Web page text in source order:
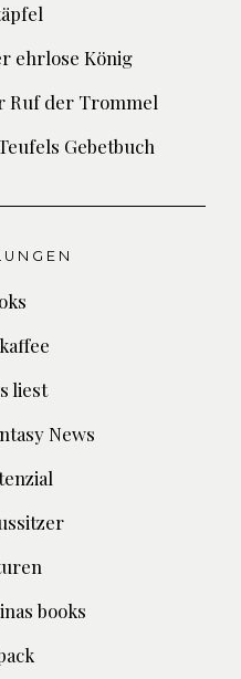
ehrlose König
Ruf der Trommel
Gebetbuch
liest
News
books